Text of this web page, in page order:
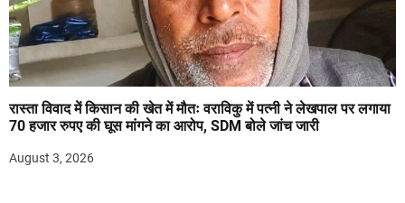
रास्ता विवाद में किसान की खेत में मौतः वराविकु में पत्नी ने लेखपाल पर लगाया
70 हजार रुपए की घूस मांगने का आरोप, SDM बोले जांच जारी
August 3, 2026